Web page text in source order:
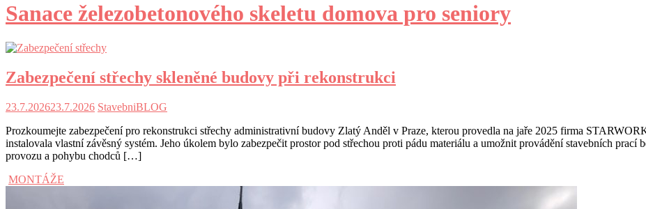
Sanace železobetonového skeletu domova pro seniory
Zabezpečení střechy skleněné budovy při rekonstrukci
23.7.202623.7.2026 StavebniBLOG
Prozkoumejte zabezpečení pro rekonstrukci střechy administrativní budovy Zlatý Anděl v Praze, kterou provedla na jaře 2025 firma
instalovala vlastní závěsný systém. Jeho úkolem bylo zabezpečit prostor pod střechou proti pádu materiálu a umožnit provádění stavebních prací
provozu a pohybu chodců […]
MONTÁŽE